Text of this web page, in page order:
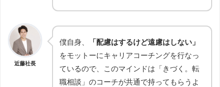
近藤社長
僕自身、
「配慮はするけど遠慮はしない」
をモットーにキャリアコーチングを行なっ
ているので、このマインドは「きづく。転
職相談」のコーチが共通で持ってもらうよ